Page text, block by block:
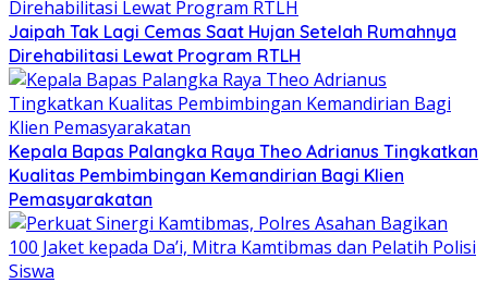
Jaipah Tak Lagi Cemas Saat Hujan Setelah Rumahnya
Direhabilitasi Lewat Program RTLH
Kepala Bapas Palangka Raya Theo Adrianus Tingkatkan
Kualitas Pembimbingan Kemandirian Bagi Klien
Pemasyarakatan